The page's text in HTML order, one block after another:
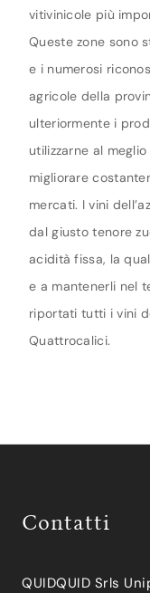
vitivinicole più
Queste zone sono
e i numerosi
agricole della
ulteriormente i
utilizzarne al
migliorare
mercati. I vini
dal giusto tenore
acidità fissa, la
e a mantenerli nel
riportati tutti i vini
Quattrocalici.
Contatti
QUIDQUID Srls